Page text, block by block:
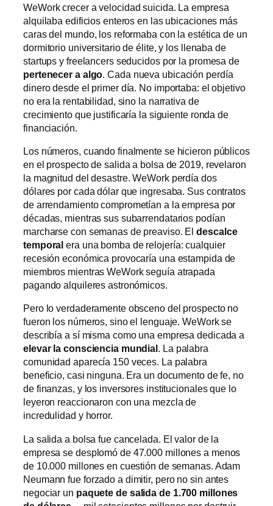
WeWork crecer a velocidad suicida. La empresa
alquilaba edificios enteros en las ubicaciones más
caras del mundo, los reformaba con la estética de un
dormitorio universitario de élite, y los llenaba de
startups y freelancers seducidos por la promesa de
pertenecer a algo. Cada nueva ubicación perdía
dinero desde el primer día. No importaba: el objetivo
no era la rentabilidad, sino la narrativa de
crecimiento que justificaría la siguiente ronda de
financiación.
Los números, cuando finalmente se hicieron públicos
en el prospecto de salida a bolsa de 2019, revelaron
la magnitud del desastre. WeWork perdía dos
dólares por cada dólar que ingresaba. Sus contratos
de arrendamiento comprometían a la empresa por
décadas, mientras sus subarrendatarios podían
marcharse con semanas de preaviso. Eldescalce
temporal era una bomba de relojería: cualquier
recesión económica provocaría una estampida de
miembros mientras WeWork seguía atrapada
pagando alquileres astronómicos.
Pero lo verdaderamente obsceno del prospecto no
fueron los números, sino el lenguaje. WeWork se
describía a sí misma como una empresa dedicada a
elevar la consciencia mundial . La palabra
comunidad aparecía 150 veces. La palabra
beneficio, casi ninguna. Era un documento de fe, no
de finanzas, y los inversores institucionales que lo
leyeron reaccionaron con una mezcla de
incredulidad y horror.
La salida a bolsa fue cancelada. El valor de la
empresa se desplomó de 47.000 millones a menos
de 10.000 millones en cuestión de semanas. Adam
Neumann fue forzado a dimitir, pero no sin antes
negociar un paquete de salida de 1.700 millones